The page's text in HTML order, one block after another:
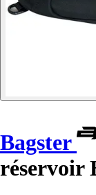
Bagster
réservoir